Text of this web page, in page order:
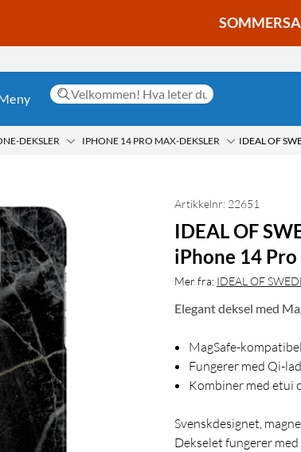
DEKSLER IPHONE 14 PRO MAX-DEKSLER
Artikkelnr: 22651
IDEAL OF
iPhone 14
Mer fra: IDEAL OF
Elegant deksel med
MagSafe-kompatibel
Fungerer med Qi-
Kombiner med etui
Svenskdesignet,
Dekselet fungerer